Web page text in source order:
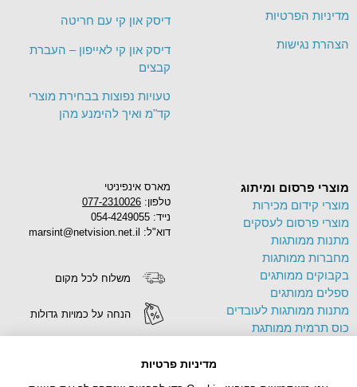
מארס אינפיניטי
טלפון: 077-2310026
נייד: 054-4249055
דוא"ל: marsint@netvision.net.il
משלוח לכל מקום
הנחה על כמויות גדולות
מוצרי פרסום ומיתוג
מוצרי קידום מכירות
מוצרי פרסום לעסקים
מתנות ממותגות
מחברות ממותגות
בקבוקים ממותגים
ספלים ממותגים
מתנות ממותגות לעובדים
כוס תרמית ממותגת
דיסק און קי עם חריטה
דיסק און קי לאייפון – העברת
קבצים
טעויות נפוצות בבחירת מוצרי
קד"מ ואיך להימנע מהן
מדיניות הפרטיות
הצהרת נגישות
מדיניות פרטיות